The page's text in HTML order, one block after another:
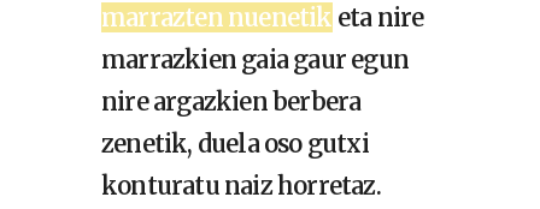
marrazten nuenetik eta nire
marrazkien gaia gaur egun
nire argazkien berbera
zenetik, duela oso gutxi
konturatu naiz horretaz.